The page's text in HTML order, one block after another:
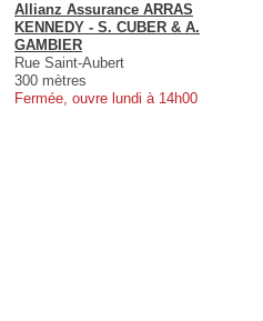
Allianz Assurance ARRAS
KENNEDY - S. CUBER & A.
GAMBIER
Rue Saint-Aubert
300 mètres
Fermée, ouvre lundi à 14h00